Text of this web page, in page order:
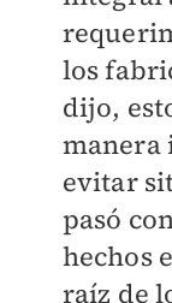
los
dijo,
manera
evitar
pasó
hechos
raíz de